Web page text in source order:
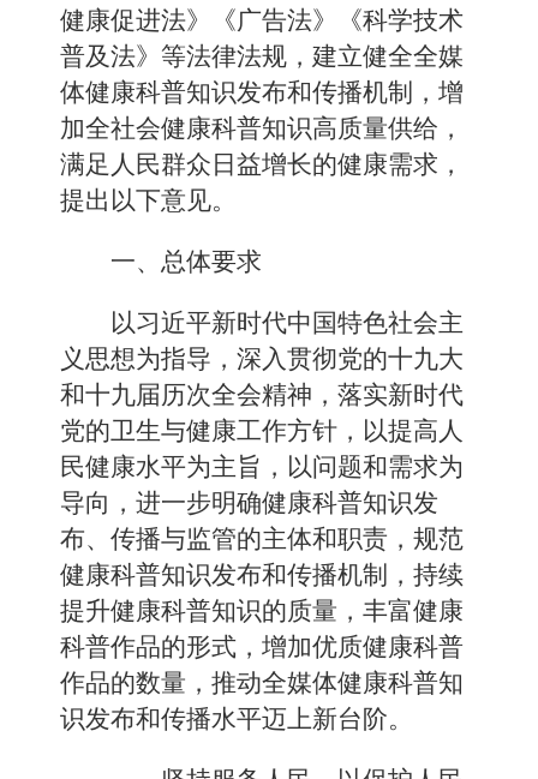
健康促进法》《广告法》《科学技术
普及法》等法律法规，建立健全全媒
体健康科普知识发布和传播机制，增
加全社会健康科普知识高质量供给，
满足人民群众日益增长的健康需求，
提出以下意见。
一、总体要求
以习近平新时代中国特色社会主
义思想为指导，深入贯彻党的十九大
和十九届历次全会精神，落实新时代
党的卫生与健康工作方针，以提高人
民健康水平为主旨，以问题和需求为
导向，进一步明确健康科普知识发
布、传播与监管的主体和职责，规范
健康科普知识发布和传播机制，持续
提升健康科普知识的质量，丰富健康
科普作品的形式，增加优质健康科普
作品的数量，推动全媒体健康科普知
识发布和传播水平迈上新台阶。